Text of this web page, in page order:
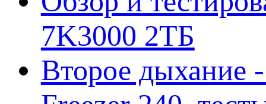
7K3000 2ТБ
Второе дыхание